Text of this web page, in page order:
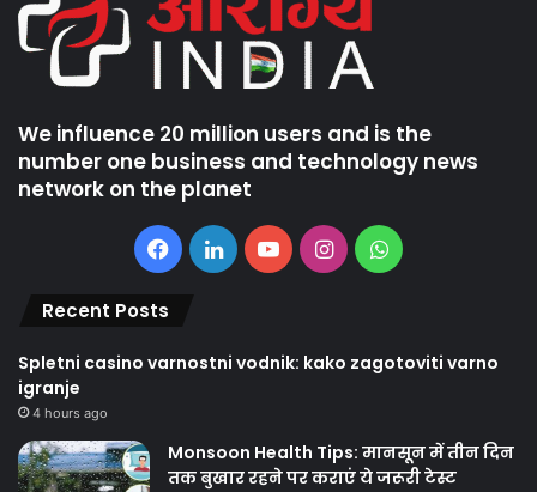
We influence 20 million users and is the
number one business and technology news
network on the planet
Facebook
LinkedInYouTubeInstagramWhatsApp
Recent Posts
Spletni casino varnostni vodnik: kako zagotoviti varno
igranje
4 hours ago
Monsoon Health Tips: मानसून में तीन दिन
तक बुखार रहने पर कराएं ये जरूरी टेस्ट